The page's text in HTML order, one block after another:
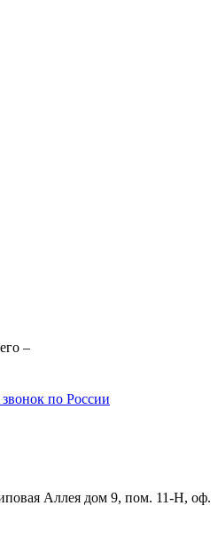
–
по России
Аллея дом 9, пом. 11-Н, оф.